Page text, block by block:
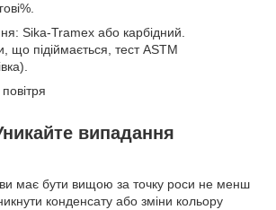
Sika-Tramex або карбідний.
що підіймається, тест ASTM
випадання
має бути вищою за точку роси не менш
конденсату або зміни кольору